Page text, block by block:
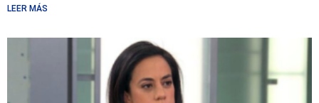
LEER MÁS